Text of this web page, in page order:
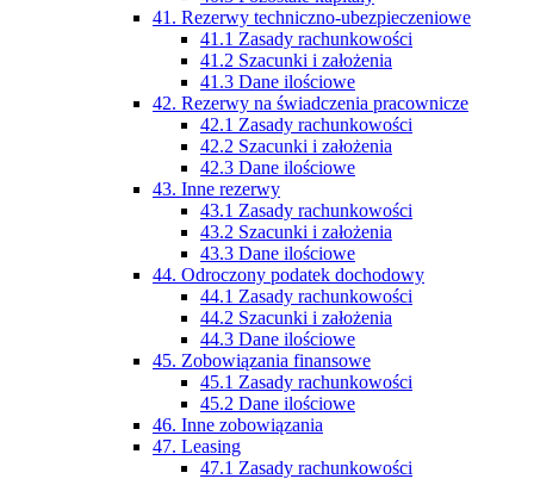
41. Rezerwy techniczno-ubezpieczeniowe
41.1 Zasady rachunkowości
41.2 Szacunki i założenia
41.3 Dane ilościowe
42. Rezerwy na świadczenia pracownicze
42.1 Zasady rachunkowości
42.2 Szacunki i założenia
42.3 Dane ilościowe
43. Inne rezerwy
43.1 Zasady rachunkowości
43.2 Szacunki i założenia
43.3 Dane ilościowe
44. Odroczony podatek dochodowy
44.1 Zasady rachunkowości
44.2 Szacunki i założenia
44.3 Dane ilościowe
45. Zobowiązania finansowe
45.1 Zasady rachunkowości
45.2 Dane ilościowe
46. Inne zobowiązania
47. Leasing
47.1 Zasady rachunkowości